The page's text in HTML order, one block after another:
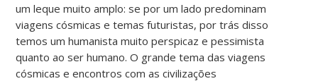
um leque muito amplo: se por um lado predominam
viagens cósmicas e temas futuristas, por trás disso
temos um humanista muito perspicaz e pessimista
quanto ao ser humano. O grande tema das viagens
cósmicas e encontros com as civilizações